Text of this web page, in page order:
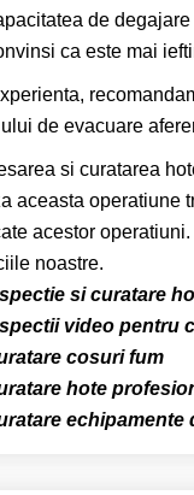
de
ca este mai
de evacuare
si curatarea
aceasta operatiune
acestor
noastre.
si curatare
video pentru
cosuri fum
hote
echipamente